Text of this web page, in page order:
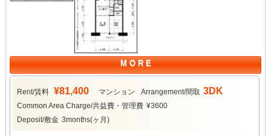
M O R E
Rent/賃料 ¥81,400 マンション Arrangement/間取 3DK
Common Area Charge/共益費・管理費 ¥3600
Deposit/敷金 3months(ヶ月)